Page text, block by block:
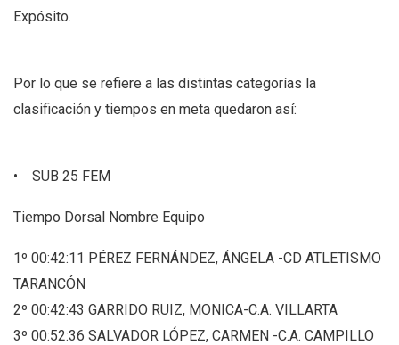
Expósito.
Por lo que se refiere a las distintas categorías la
clasificación y tiempos en meta quedaron así:
• SUB 25 FEM
Tiempo Dorsal Nombre Equipo
1º 00:42:11 PÉREZ FERNÁNDEZ, ÁNGELA -CD ATLETISMO
TARANCÓN
2º 00:42:43 GARRIDO RUIZ, MONICA-C.A. VILLARTA
3º 00:52:36 SALVADOR LÓPEZ, CARMEN -C.A. CAMPILLO